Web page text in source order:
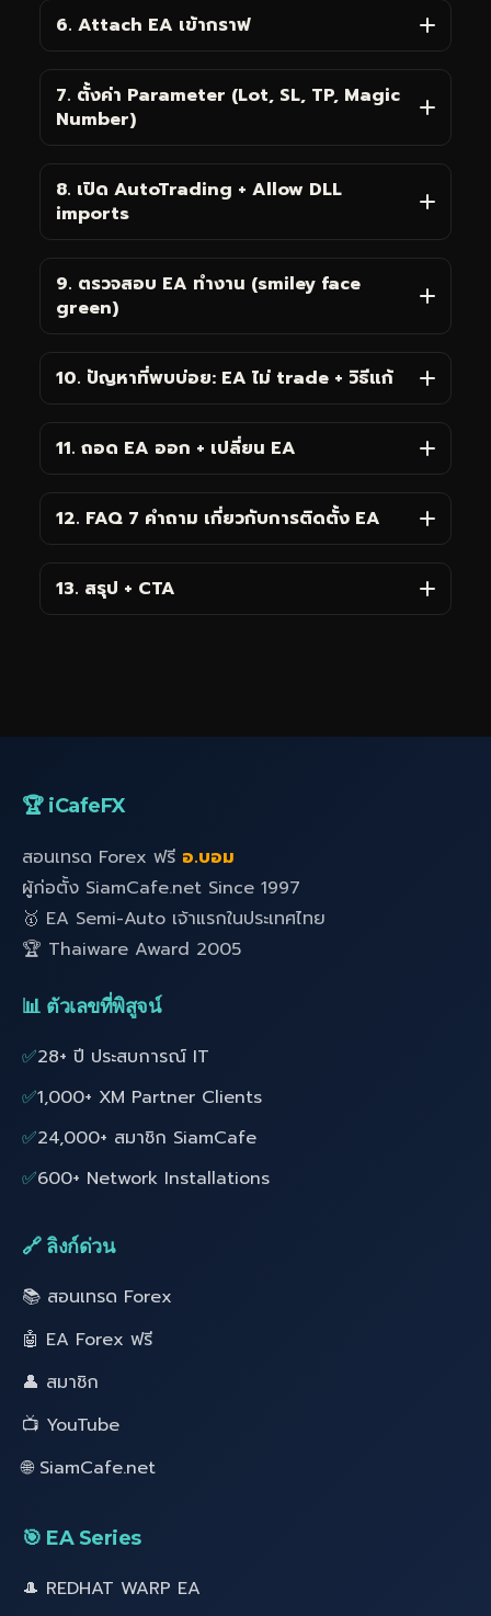
6. Attach EA เข้ากราฟ
7. ตั้งค่า Parameter (Lot, SL, TP, Magic
Number)
8. เปิด AutoTrading + Allow DLL
imports
9. ตรวจสอบ EA ทำงาน (smiley face
green)
10. ปัญหาที่พบบ่อย: EA ไม่ trade + วิธีแก้
11. ถอด EA ออก + เปลี่ยน EA
12. FAQ 7 คำถาม เกี่ยวกับการติดตั้ง EA
13. สรุป + CTA
🏆 iCafeFX
สอนเทรด Forex ฟรี อ.บอม
ผู้ก่อตั้ง SiamCafe.net Since 1997
🥇 EA Semi-Auto เจ้าแรกในประเทศไทย
🏆 Thaiware Award 2005
📊 ตัวเลขที่พิสูจน์
✅28+ ปี ประสบการณ์ IT
✅1,000+ XM Partner Clients
✅24,000+ สมาชิก SiamCafe
✅600+ Network Installations
🔗 ลิงก์ด่วน
📚 สอนเทรด Forex
🤖 EA Forex ฟรี
👤 สมาชิก
📺 YouTube
🌐 SiamCafe.net
🎯 EA Series
🎩 REDHAT WARP EA